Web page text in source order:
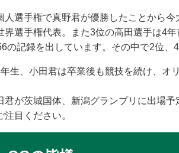
人選手権で真野君が優勝したことから
界選手権代表。また3位の高田選手は4
の記録を出しています。その中で2位
生、小田君は卒業後も競技を続け、オ
君が茨城国体、新潟グランプリに出場
注目ください。